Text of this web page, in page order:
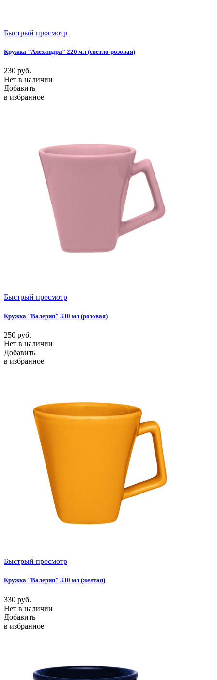
Быстрый просмотр
Кружка "Алехандра" 220 мл (светло-розовая)
230 руб.
Нет в наличии
Добавить
в избранное
Быстрый просмотр
Кружка "Валерия" 330 мл (розовая)
250 руб.
Нет в наличии
Добавить
в избранное
Быстрый просмотр
Кружка "Валерия" 330 мл (желтая)
330 руб.
Нет в наличии
Добавить
в избранное